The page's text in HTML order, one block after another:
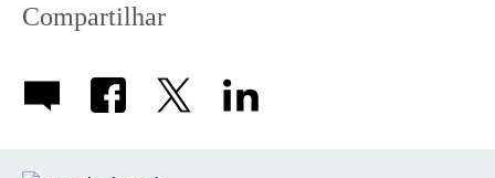
Compartilhar